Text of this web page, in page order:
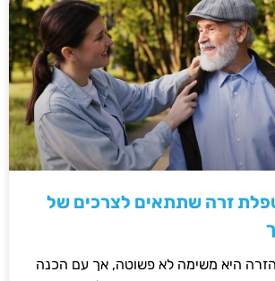
זרה שתתאים לצרכים של
היא משימה לא פשוטה, אך עם הכנה